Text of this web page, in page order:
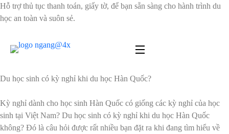
Hỗ trợ thủ tục thanh toán, giấy tờ, để bạn sẵn sàng cho hành trình du
học an toàn và suôn sẻ.
Du học sinh có kỳ nghỉ khi du học Hàn Quốc?
Kỳ nghỉ dành cho học sinh Hàn Quốc có giống các kỳ nghỉ của học
sinh tại Việt Nam? Du học sinh có kỳ nghỉ khi du học Hàn Quốc
không? Đó là câu hỏi được rất nhiều bạn đặt ra khi đang tìm hiểu về